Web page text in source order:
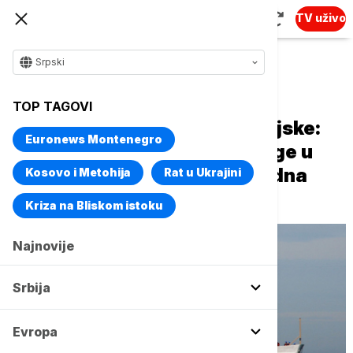
TV uživo
Srpski
TOP TAGOVI
Euronews Montenegro
Kosovo i Metohija Rat u Ukrajini
Kriza na Bliskom istoku
Najnovije
Srbija
Evropa
Južna komanda američke vojske:
Pogođen brod za prevoz droge u
južnom Pacifiku, stradala jedna
osoba